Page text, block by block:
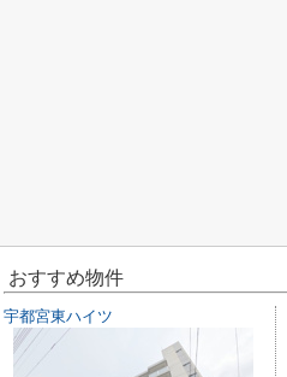
おすすめ物件
宇都宮東ハイツ